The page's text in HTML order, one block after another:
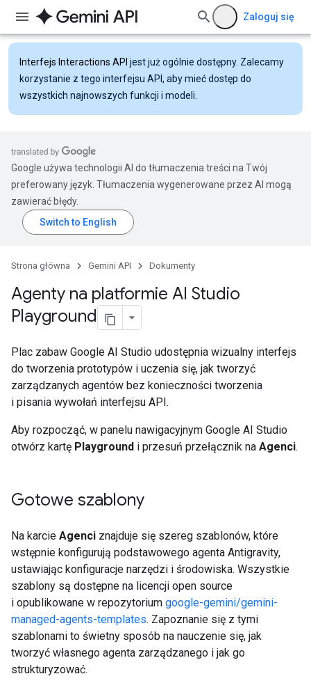
Zaloguj się
Interfejs Interactions API jest już ogólnie dostępny. Zalecamy
korzystanie z tego interfejsu API, aby mieć dostęp do
wszystkich najnowszych funkcji i modeli.
Google używa technologii AI do tłumaczenia treści na Twój
preferowany język. Tłumaczenia wygenerowane przez AI mogą
zawierać błędy.
Strona główna Gemini API Dokumenty
Agenty na platformie AI Studio
Playground
Plac zabaw Google AI Studio udostępnia wizualny interfejs
do tworzenia prototypów i uczenia się, jak tworzyć
zarządzanych agentów bez konieczności tworzenia
i pisania wywołań interfejsu API.
Aby rozpocząć, w panelu nawigacyjnym Google AI Studio
otwórz kartę Playground i przesuń przełącznik na Agenci.
Gotowe szablony
Na karcie Agenci znajduje się szereg szablonów, które
wstępnie konfigurują podstawowego agenta Antigravity,
ustawiając konfiguracje narzędzi i środowiska. Wszystkie
szablony są dostępne na licencji open source
i opublikowane w repozytorium google-gemini/gemini-
managed-agents-templates. Zapoznanie się z tymi
szablonami to świetny sposób na nauczenie się, jak
tworzyć własnego agenta zarządzanego i jak go
strukturyzować.